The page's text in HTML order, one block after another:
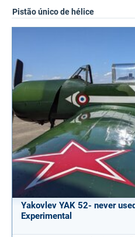
Pistão único de hélice
Yakovlev YAK 52- never
Experimental